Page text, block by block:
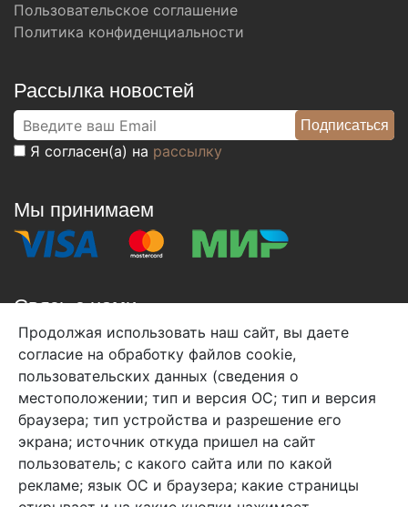
Пользовательское соглашение
Политика конфиденциальности
Рассылка новостей
Я согласен(а) на рассылку
Мы принимаем
Связь с нами
+7 (495) 933-38-08
info@arben-textile.ru- оптовые продажи
Арбен текстиль г. Щелково, пер.
1-й Советский д.25, владение 2.
Продолжая использовать наш сайт, вы даете
согласие на обработку файлов cookie,
пользовательских данных (сведения о
местоположении; тип и версия ОС; тип и версия
браузера; тип устройства и разрешение его
экрана; источник откуда пришел на сайт
пользователь; с какого сайта или по какой
рекламе; язык ОС и браузера; какие страницы